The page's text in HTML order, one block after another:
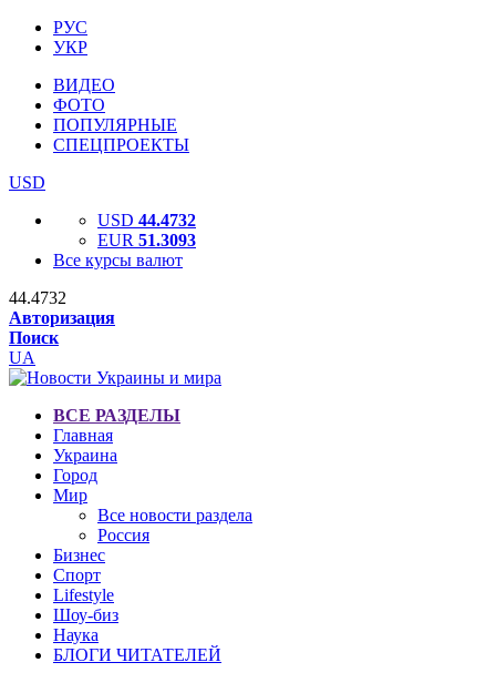
РУС
УКР
ВИДЕО
ФОТО
ПОПУЛЯРНЫЕ
СПЕЦПРОЕКТЫ
USD
USD 44.4732
EUR 51.3093
Все курсы валют
44.4732
Авторизация
Поиск
UA
ВСЕ РАЗДЕЛЫ
Главная
Украина
Город
Мир
Все новости раздела
Россия
Бизнес
Спорт
Lifestyle
Шоу-биз
Наука
БЛОГИ ЧИТАТЕЛЕЙ